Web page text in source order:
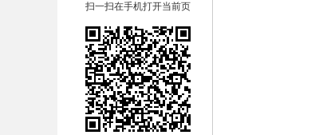
扫一扫在手机打开当前页